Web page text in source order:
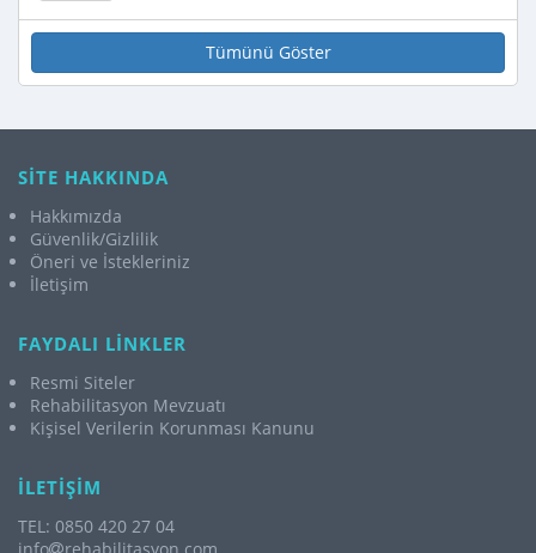
Tümünü Göster
SİTE HAKKINDA
Hakkımızda
Güvenlik/Gizlilik
Öneri ve İstekleriniz
İletişim
FAYDALI LİNKLER
Resmi Siteler
Rehabilitasyon Mevzuatı
Kişisel Verilerin Korunması Kanunu
İLETİŞİM
TEL: 0850 420 27 04